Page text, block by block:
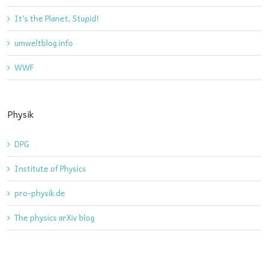
It's the Planet, Stupid!
umweltblog.info
WWF
Physik
DPG
Institute of Physics
pro-physik.de
The physics arXiv blog